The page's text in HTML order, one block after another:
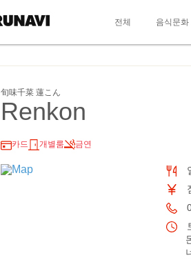
전체 음식문화
旬味千菜 蓮こん
Renkon
카드 개별룸 금연